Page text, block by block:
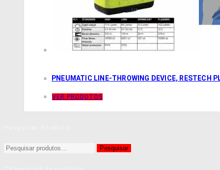
PNEUMATIC LINE-THROWING DEVICE, RESTECH
VER PRODUTOS
Pesquisar
Pesquisar